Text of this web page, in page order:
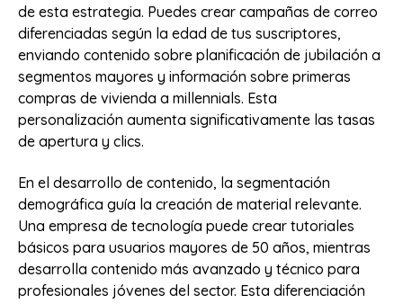
de esta estrategia. Puedes crear campañas de correo
diferenciadas según la edad de tus suscriptores,
enviando contenido sobre planificación de jubilación a
segmentos mayores y información sobre primeras
compras de vivienda a millennials. Esta
personalización aumenta significativamente las tasas
de apertura y clics.
En el desarrollo de contenido, la segmentación
demográfica guía la creación de material relevante.
Una empresa de tecnología puede crear tutoriales
básicos para usuarios mayores de 50 años, mientras
desarrolla contenido más avanzado y técnico para
profesionales jóvenes del sector. Esta diferenciación